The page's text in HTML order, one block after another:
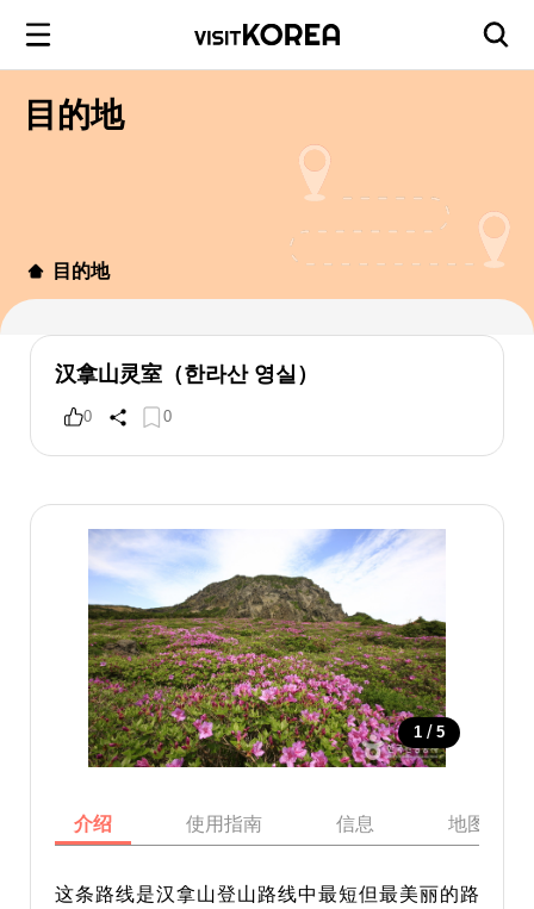
目的地
目的地
汉拿山灵室（한라산 영실）
0 0
1 / 5
介绍 使用指南 信息 地图
这条路线是汉拿山登山路线中最短但最美丽的路